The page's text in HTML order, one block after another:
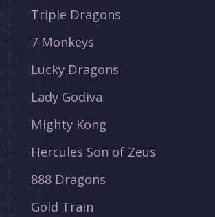
Triple Dragons
7 Monkeys
Lucky Dragons
Lady Godiva
Mighty Kong
Hercules Son of Zeus
888 Dragons
Gold Train